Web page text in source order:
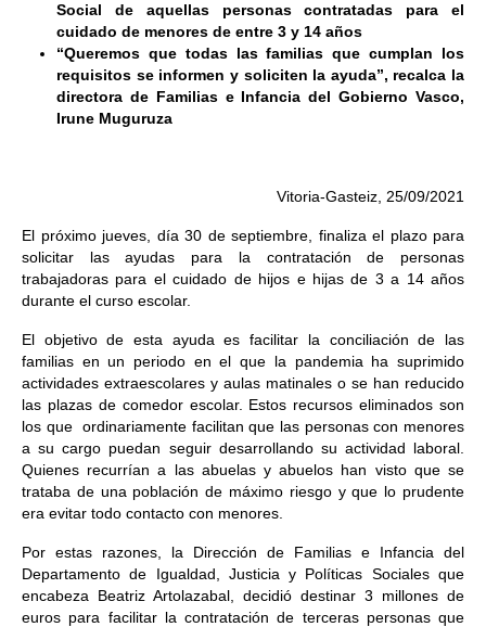
Social de aquellas personas contratadas para el
cuidado de menores de entre 3 y 14 años
“Queremos que todas las familias que cumplan los
requisitos se informen y soliciten la ayuda”, recalca la
directora de Familias e Infancia del Gobierno Vasco,
Irune Muguruza
Vitoria-Gasteiz, 25/09/2021
El próximo jueves, día 30 de septiembre, finaliza el plazo para
solicitar las ayudas para la contratación de personas
trabajadoras para el cuidado de hijos e hijas de 3 a 14 años
durante el curso escolar.
El objetivo de esta ayuda es facilitar la conciliación de las
familias en un periodo en el que la pandemia ha suprimido
actividades extraescolares y aulas matinales o se han reducido
las plazas de comedor escolar. Estos recursos eliminados son
los que ordinariamente facilitan que las personas con menores
a su cargo puedan seguir desarrollando su actividad laboral.
Quienes recurrían a las abuelas y abuelos han visto que se
trataba de una población de máximo riesgo y que lo prudente
era evitar todo contacto con menores.
Por estas razones, la Dirección de Familias e Infancia del
Departamento de Igualdad, Justicia y Políticas Sociales que
encabeza Beatriz Artolazabal, decidió destinar 3 millones de
euros para facilitar la contratación de terceras personas que